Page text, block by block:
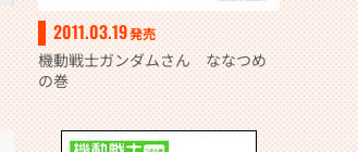
2011.03.19発売
機動戦士ガンダムさん ななつめ
の巻